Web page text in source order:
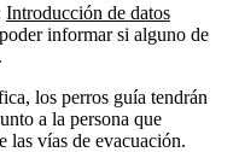
Introducción de datos
informar si alguno de
los perros guía tendrán
a la persona que
las vías de evacuación.